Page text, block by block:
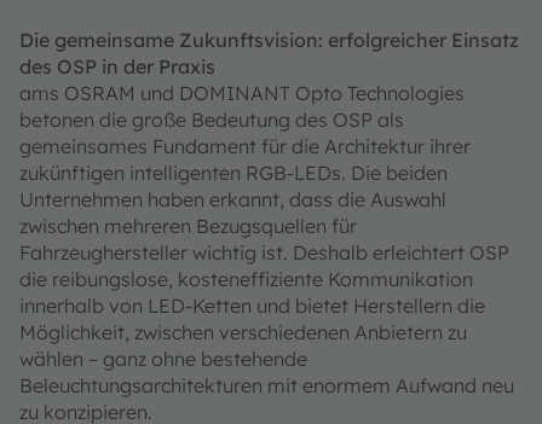
Die gemeinsame Zukunftsvision: erfolgreicher Einsatz
des OSP in der Praxis
ams OSRAM und DOMINANT Opto Technologies
betonen die große Bedeutung des OSP als
gemeinsames Fundament für die Architektur ihrer
zukünftigen intelligenten RGB-LEDs. Die beiden
Unternehmen haben erkannt, dass die Auswahl
zwischen mehreren Bezugsquellen für
Fahrzeughersteller wichtig ist. Deshalb erleichtert OSP
die reibungslose, kosteneffiziente Kommunikation
innerhalb von LED-Ketten und bietet Herstellern die
Möglichkeit, zwischen verschiedenen Anbietern zu
wählen – ganz ohne bestehende
Beleuchtungsarchitekturen mit enormem Aufwand neu
zu konzipieren.